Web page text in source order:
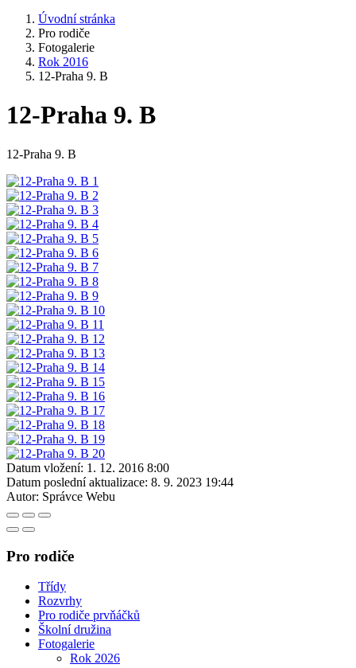
Úvodní stránka
Pro rodiče
Fotogalerie
Rok 2016
12-Praha 9. B
12-Praha 9. B
12-Praha 9. B
Datum vložení: 1. 12. 2016 8:00
Datum poslední aktualizace: 8. 9. 2023 19:44
Autor: Správce Webu
Pro rodiče
Třídy
Rozvrhy
Pro rodiče prvňáčků
Školní družina
Fotogalerie
Rok 2026